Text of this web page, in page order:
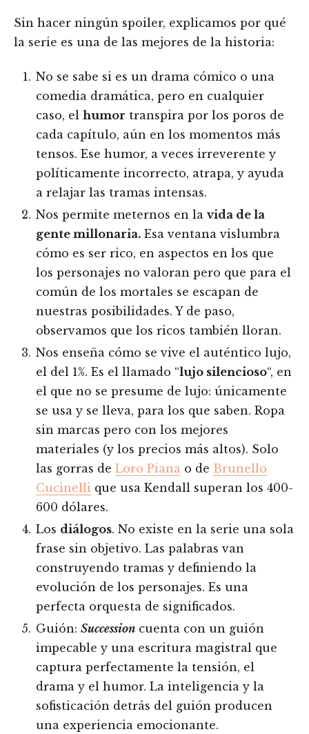
Sin hacer ningún spoiler, explicamos por qué
la serie es una de las mejores de la historia:
No se sabe si es un drama cómico o una
comedia dramática, pero en cualquier
caso, el humor transpira por los poros de
cada capítulo, aún en los momentos más
tensos. Ese humor, a veces irreverente y
políticamente incorrecto, atrapa, y ayuda
a relajar las tramas intensas.
Nos permite meternos en la vida de la
gente millonaria. Esa ventana vislumbra
cómo es ser rico, en aspectos en los que
los personajes no valoran pero que para el
común de los mortales se escapan de
nuestras posibilidades. Y de paso,
observamos que los ricos también lloran.
Nos enseña cómo se vive el auténtico lujo,
el del 1%. Es el llamado “lujo silencioso“, en
el que no se presume de lujo: únicamente
se usa y se lleva, para los que saben. Ropa
sin marcas pero con los mejores
materiales (y los precios más altos). Solo
las gorras de Loro Piana o de Brunello
Cucinelli que usa Kendall superan los 400-
600 dólares.
Los diálogos. No existe en la serie una sola
frase sin objetivo. Las palabras van
construyendo tramas y definiendo la
evolución de los personajes. Es una
perfecta orquesta de significados.
Guión: Succession cuenta con un guión
impecable y una escritura magistral que
captura perfectamente la tensión, el
drama y el humor. La inteligencia y la
sofisticación detrás del guión producen
una experiencia emocionante.